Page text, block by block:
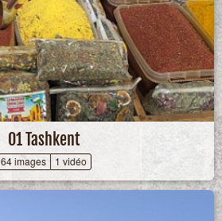
01 Tashkent
64 images 1 vidéo